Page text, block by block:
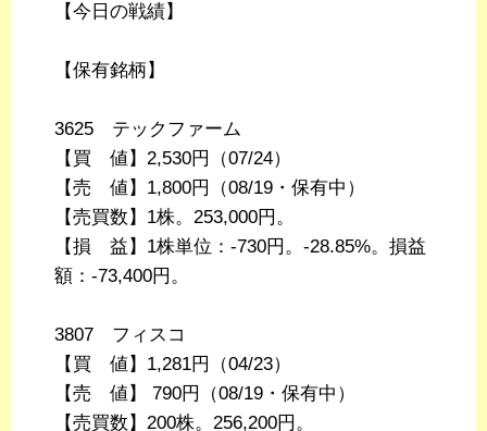
【今日の戦績】
【保有銘柄】
3625 テックファーム
【買 値】2,530円（07/24）
【売 値】1,800円（08/19・保有中）
【売買数】1株。253,000円。
【損 益】1株単位：-730円。-28.85%。損益
額：-73,400円。
3807 フィスコ
【買 値】1,281円（04/23）
【売 値】 790円（08/19・保有中）
【売買数】200株。256,200円。